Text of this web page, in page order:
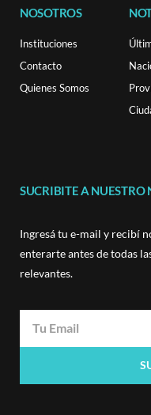
NOSOTROS
Instituciones
Contacto
Quienes Somos
SUCRIBITE A NUESTRO
Ingresá tu e-mail y recibí
enterarte antes de todas
relevantes.